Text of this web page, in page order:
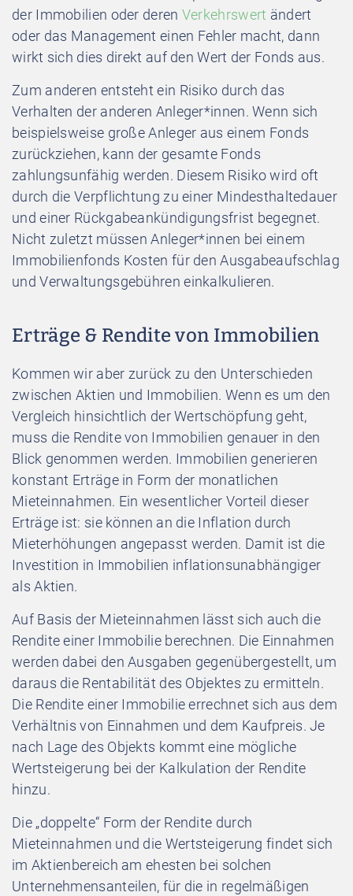
der Immobilien oder deren Verkehrswert ändert
oder das Management einen Fehler macht, dann
wirkt sich dies direkt auf den Wert der Fonds aus.
Zum anderen entsteht ein Risiko durch das
Verhalten der anderen Anleger*innen. Wenn sich
beispielsweise große Anleger aus einem Fonds
zurückziehen, kann der gesamte Fonds
zahlungsunfähig werden. Diesem Risiko wird oft
durch die Verpflichtung zu einer Mindesthaltedauer
und einer Rückgabeankündigungsfrist begegnet.
Nicht zuletzt müssen Anleger*innen bei einem
Immobilienfonds Kosten für den Ausgabeaufschlag
und Verwaltungsgebühren einkalkulieren.
Erträge & Rendite von Immobilien
Kommen wir aber zurück zu den Unterschieden
zwischen Aktien und Immobilien. Wenn es um den
Vergleich hinsichtlich der Wertschöpfung geht,
muss die Rendite von Immobilien genauer in den
Blick genommen werden. Immobilien generieren
konstant Erträge in Form der monatlichen
Mieteinnahmen. Ein wesentlicher Vorteil dieser
Erträge ist: sie können an die Inflation durch
Mieterhöhungen angepasst werden. Damit ist die
Investition in Immobilien inflationsunabhängiger
als Aktien.
Auf Basis der Mieteinnahmen lässt sich auch die
Rendite einer Immobilie berechnen. Die Einnahmen
werden dabei den Ausgaben gegenübergestellt, um
daraus die Rentabilität des Objektes zu ermitteln.
Die Rendite einer Immobilie errechnet sich aus dem
Verhältnis von Einnahmen und dem Kaufpreis. Je
nach Lage des Objekts kommt eine mögliche
Wertsteigerung bei der Kalkulation der Rendite
hinzu.
Die „doppelte“ Form der Rendite durch
Mieteinnahmen und die Wertsteigerung findet sich
im Aktienbereich am ehesten bei solchen
Unternehmensanteilen, für die in regelmäßigen